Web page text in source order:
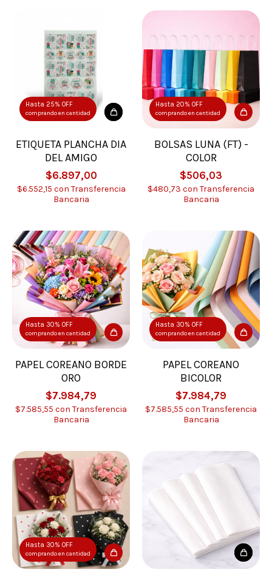
Hasta 25% OFF
comprando en cantidad
ETIQUETA PLANCHA DIA
DEL AMIGO
$6.897,00
$6.552,15 con Transferencia
Bancaria
Hasta 20% OFF
comprando en cantidad
BOLSAS LUNA (FT) -
COLOR
$506,03
$480,73 con Transferencia
Bancaria
Hasta 30% OFF
comprando en cantidad
PAPEL COREANO BORDE
ORO
$7.984,79
$7.585,55 con Transferencia
Bancaria
Hasta 30% OFF
comprando en cantidad
PAPEL COREANO
BICOLOR
$7.984,79
$7.585,55 con Transferencia
Bancaria
Hasta 30% OFF
comprando en cantidad